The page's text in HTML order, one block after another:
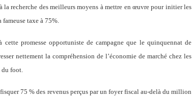
recherche des meilleurs moyens à mettre en œuvre pour initier les
fameuse taxe à 75%.
cette promesse opportuniste de campagne que le quinquennat de
nettement la compréhension de l’économie de marché chez les
du foot.
75 % des revenus perçus par un foyer fiscal au-delà du million